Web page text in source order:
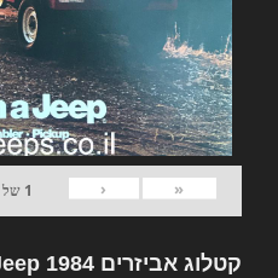
«
‹
1 של
קטלוג אביזרים Jeep 1984